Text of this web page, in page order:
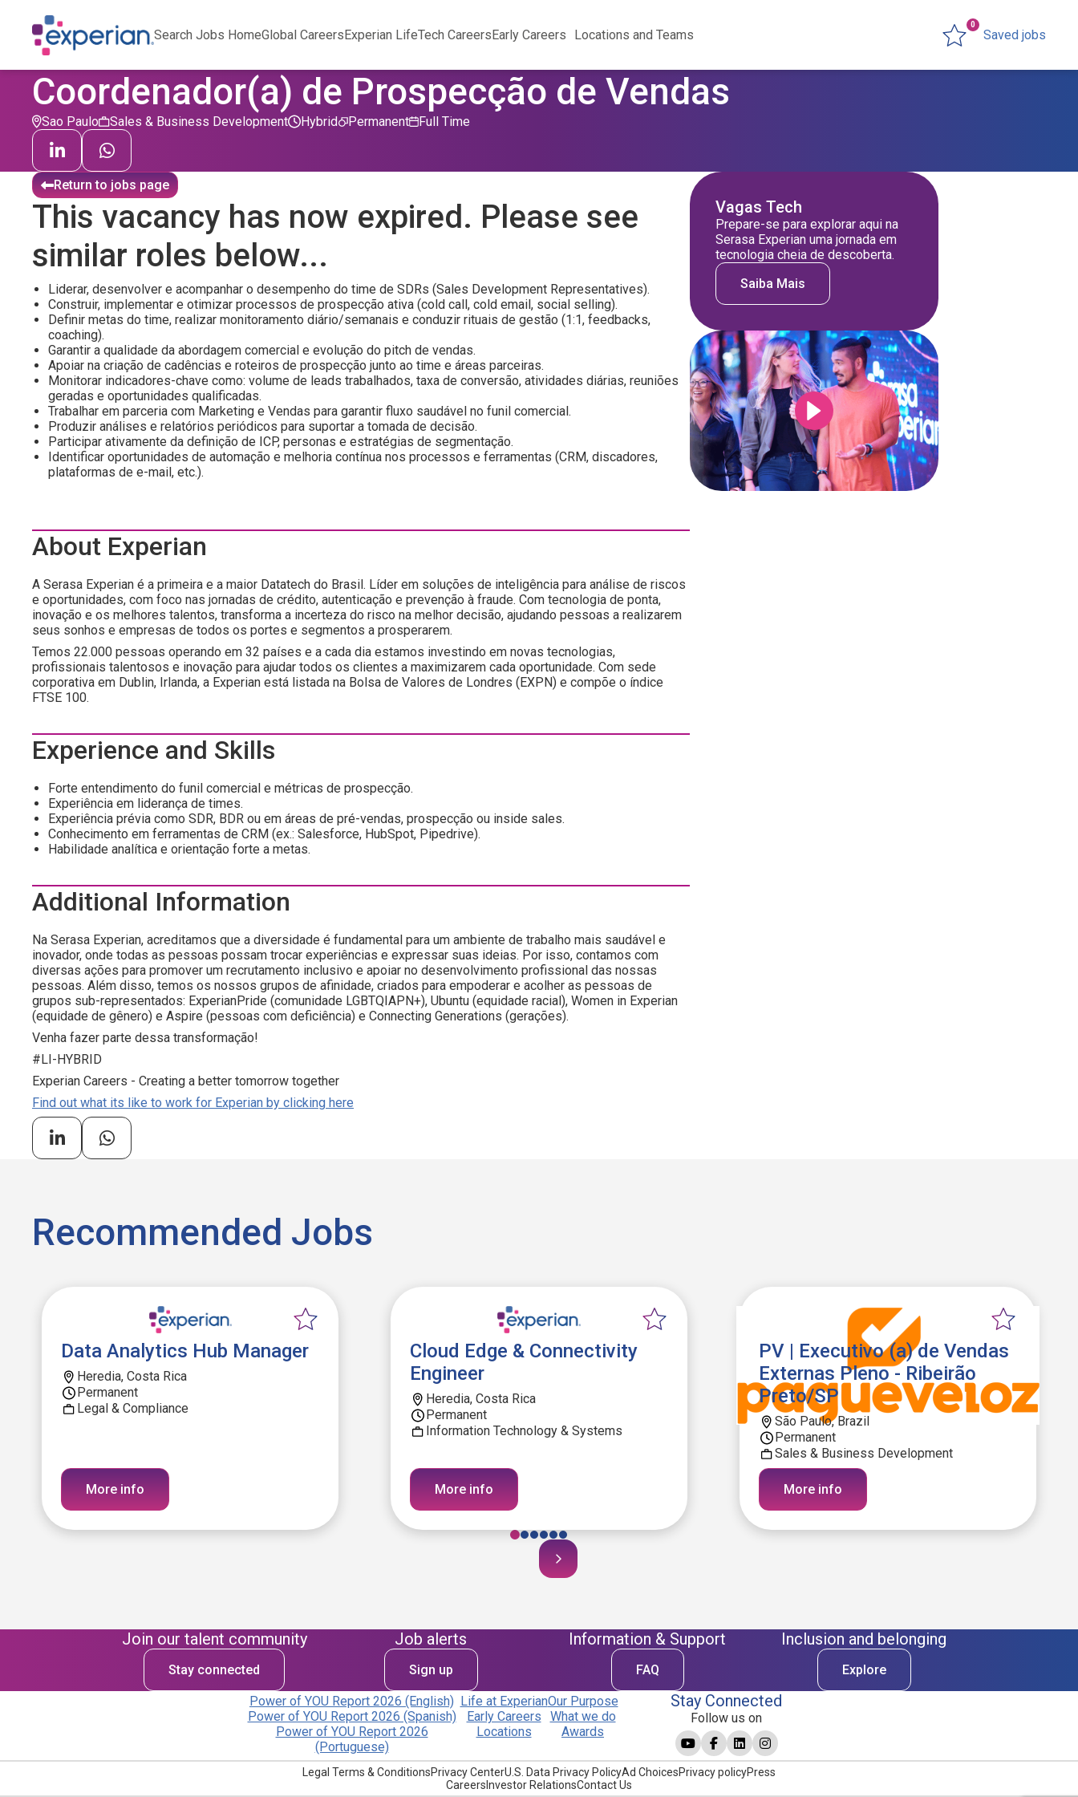
Search Jobs HomeGlobal CareersExperian LifeTech CareersEarly Careers Locations and Teams Saved jobs
0
Coordenador(a) de Prospecção de Vendas
Sao Paulo Sales & Business Development Permanent
Hybrid Full Time
Return to jobs page
This vacancy has now expired. Please see
similar roles below...
Liderar, desenvolver e acompanhar o desempenho do time de SDRs (Sales Development Representatives).
Construir, implementar e otimizar processos de prospecção ativa (cold call, cold email, social selling).
Definir metas do time, realizar monitoramento diário/semanais e conduzir rituais de gestão (1:1, feedbacks,
coaching).
Garantir a qualidade da abordagem comercial e evolução do pitch de vendas.
Apoiar na criação de cadências e roteiros de prospecção junto ao time e áreas parceiras.
Monitorar indicadores-chave como: volume de leads trabalhados, taxa de conversão, atividades diárias, reuniões
geradas e oportunidades qualificadas.
Trabalhar em parceria com Marketing e Vendas para garantir fluxo saudável no funil comercial.
Produzir análises e relatórios periódicos para suportar a tomada de decisão.
Participar ativamente da definição de ICP, personas e estratégias de segmentação.
Identificar oportunidades de automação e melhoria contínua nos processos e ferramentas (CRM, discadores,
plataformas de e-mail, etc.).
About Experian
A Serasa Experian é a primeira e a maior Datatech do Brasil. Líder em soluções de inteligência para análise de riscos
e oportunidades, com foco nas jornadas de crédito, autenticação e prevenção à fraude. Com tecnologia de ponta,
inovação e os melhores talentos, transforma a incerteza do risco na melhor decisão, ajudando pessoas a realizarem
seus sonhos e empresas de todos os portes e segmentos a prosperarem.
Temos 22.000 pessoas operando em 32 países e a cada dia estamos investindo em novas tecnologias,
profissionais talentosos e inovação para ajudar todos os clientes a maximizarem cada oportunidade. Com sede
corporativa em Dublin, Irlanda, a Experian está listada na Bolsa de Valores de Londres (EXPN) e compõe o índice
FTSE 100.
Experience and Skills
Forte entendimento do funil comercial e métricas de prospecção.
Experiência em liderança de times.
Experiência prévia como SDR, BDR ou em áreas de pré-vendas, prospecção ou inside sales.
Conhecimento em ferramentas de CRM (ex.: Salesforce, HubSpot, Pipedrive).
Habilidade analítica e orientação forte a metas.
Additional Information
Na Serasa Experian, acreditamos que a diversidade é fundamental para um ambiente de trabalho mais saudável e
inovador, onde todas as pessoas possam trocar experiências e expressar suas ideias. Por isso, contamos com
diversas ações para promover um recrutamento inclusivo e apoiar no desenvolvimento profissional das nossas
pessoas. Além disso, temos os nossos grupos de afinidade, criados para empoderar e acolher as pessoas de
grupos sub-representados: ExperianPride (comunidade LGBTQIAPN+), Ubuntu (equidade racial), Women in Experian
(equidade de gênero) e Aspire (pessoas com deficiência) e Connecting Generations (gerações).
Venha fazer parte dessa transformação!
#LI-HYBRID
Experian Careers - Creating a better tomorrow together
Find out what its like to work for Experian by clicking here
Vagas Tech
Prepare-se para explorar aqui na
Serasa Experian uma jornada em
tecnologia cheia de descoberta.
Saiba Mais
Recommended Jobs
Data Analytics Hub Manager
Heredia, Costa Rica
Permanent
Legal & Compliance
More info
Cloud Edge & Connectivity
Engineer
Heredia, Costa Rica
Permanent
Information Technology & Systems
More info
PV | Executivo (a) de Vendas
Externas Pleno - Ribeirão
Preto/SP
São Paulo, Brazil
Permanent
Sales & Business Development
More info
Join our talent community
Stay connected
Job alerts
Sign up
Information & Support
FAQ
Inclusion and belonging
Explore
Power of YOU Report 2026 (English)
Power of YOU Report 2026 (Spanish)
Power of YOU Report 2026
(Portuguese)
Life at Experian
Early Careers
Locations
Our Purpose
What we do
Awards
Stay Connected
Follow us on
Legal Terms & ConditionsPrivacy CenterU.S. Data Privacy PolicyAd ChoicesPrivacy policyPress
Careers Investor RelationsContact Us